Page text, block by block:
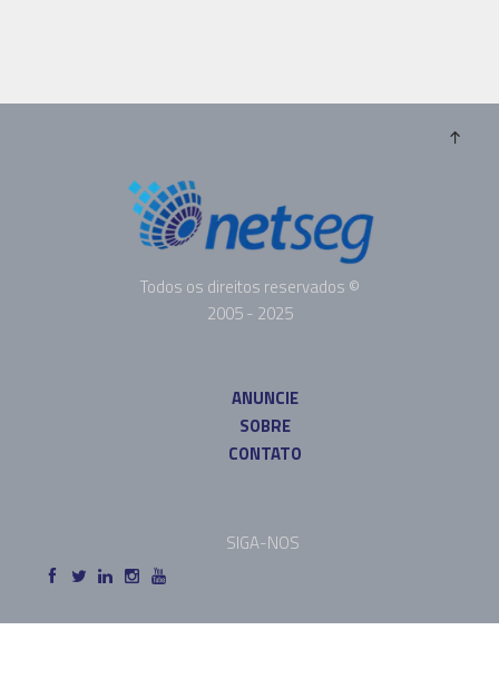
Todos os direitos reservados ©
2005 - 2025
ANUNCIE
SOBRE
CONTATO
SIGA-NOS